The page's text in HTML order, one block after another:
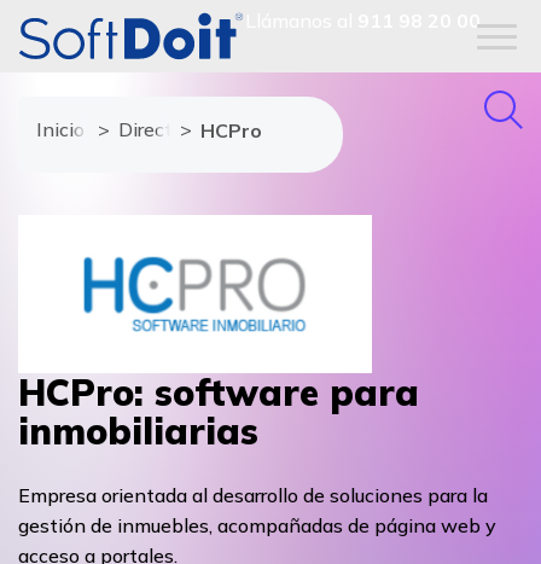
911 98 20 00
Inicio Directorio de proveedores
HCPro
HCPro: software para
inmobiliarias
Empresa orientada al desarrollo de soluciones para la
gestión de inmuebles, acompañadas de página web y
acceso a portales.